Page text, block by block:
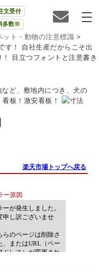
文受付
多数※
ット・動物の注意標識 >
す！ 自社生産だからこそ出
目立つフォントと注意書き
ど、敷地内につき、犬の
板！激安看板！